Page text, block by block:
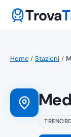
Trova
Home / Stazioni /